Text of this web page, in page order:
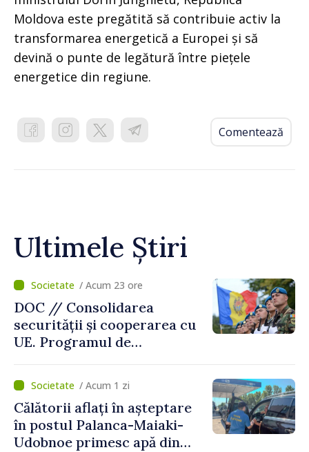
Moldova este pregătită să contribuie activ la
transformarea energetică a Europei și să
devină o punte de legătură între piețele
energetice din regiune.
Comentează
Ultimele Știri
/ Acum 23 ore
DOC // Consolidarea
securității și cooperarea cu
UE. Programul de
Naționale de Apărare pentru
perioada 2024–2034,
publicat în Monitorul Oficial
/ Acum 1 zi
Călătorii aflați în așteptare
în postul Palanca-Maiaki-
Udobnoe primesc apă din